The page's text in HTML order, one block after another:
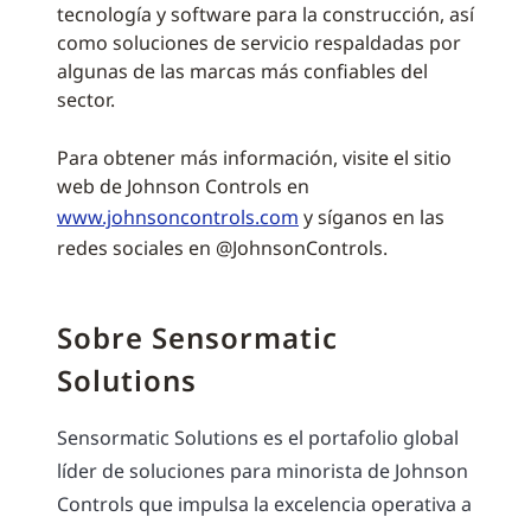
tecnología y software para la construcción, así
como soluciones de servicio respaldadas por
algunas de las marcas más confiables del
sector.
Para obtener más información, visite el sitio
web de Johnson Controls en
www.johnsoncontrols.com y síganos en las
redes sociales en @JohnsonControls.
Sobre Sensormatic
Solutions
Sensormatic Solutions es el portafolio global
líder de soluciones para minorista de Johnson
Controls que impulsa la excelencia operativa a